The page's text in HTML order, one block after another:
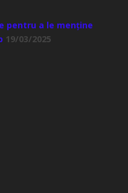
pentru a le menține
19/03/2025